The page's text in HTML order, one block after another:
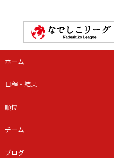
ホーム
日程・結果
順位
チーム
ブログ